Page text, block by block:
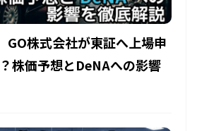
GO株式会社が東証へ上場申
株価予想とDeNAへの影響